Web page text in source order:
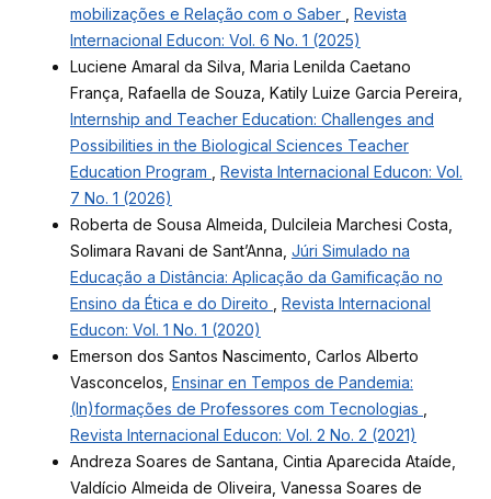
mobilizações e Relação com o Saber
Revista
Internacional Educon: Vol. 6 No. 1 (2025)
Luciene Amaral da Silva, Maria Lenilda Caetano
França, Rafaella de Souza, Katily Luize Garcia Pereira,
Internship and Teacher Education: Challenges and
Possibilities in the Biological Sciences Teacher
Education Program
Revista Internacional Educon: Vol.
7 No. 1 (2026)
Roberta de Sousa Almeida, Dulcileia Marchesi Costa,
Solimara Ravani de Sant’Anna, Júri Simulado na
Educação a Distância: Aplicação da Gamificação no
Ensino da Ética e do Direito
Revista Internacional
Educon: Vol. 1 No. 1 (2020)
Emerson dos Santos Nascimento, Carlos Alberto
Vasconcelos, Ensinar en Tempos de Pandemia:
(In)formações de Professores com Tecnologias
Revista Internacional Educon: Vol. 2 No. 2 (2021)
Andreza Soares de Santana, Cintia Aparecida Ataíde,
Valdício Almeida de Oliveira, Vanessa Soares de